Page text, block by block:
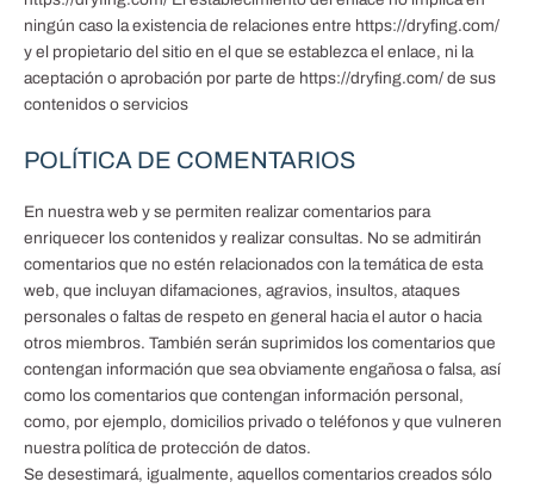
ningún caso la existencia de relaciones entre https://dryfing.com/
y el propietario del sitio en el que se establezca el enlace, ni la
aceptación o aprobación por parte de https://dryfing.com/ de sus
contenidos o servicios
POLÍTICA DE COMENTARIOS
En nuestra web y se permiten realizar comentarios para
enriquecer los contenidos y realizar consultas. No se admitirán
comentarios que no estén relacionados con la temática de esta
web, que incluyan difamaciones, agravios, insultos, ataques
personales o faltas de respeto en general hacia el autor o hacia
otros miembros. También serán suprimidos los comentarios que
contengan información que sea obviamente engañosa o falsa, así
como los comentarios que contengan información personal,
como, por ejemplo, domicilios privado o teléfonos y que vulneren
nuestra política de protección de datos.
Se desestimará, igualmente, aquellos comentarios creados sólo